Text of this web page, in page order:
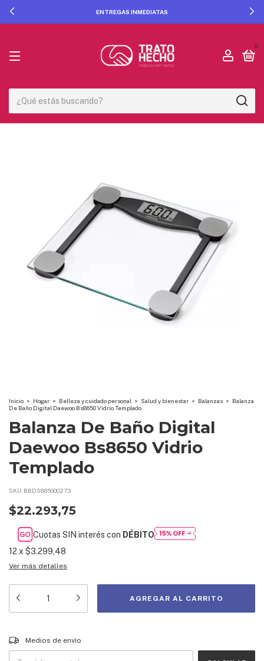
ENTREGAS INMEDIATAS
0
Inicio > Hogar > Belleza y cuidado personal > Salud y bienestar > Balanzas > Balanza
De Baño Digital Daewoo Bs8650 Vidrio Templado
Balanza De Baño Digital
Daewoo Bs8650 Vidrio
Templado
SKU: BBDS865000273
$22.293,75
Cuotas SIN interés con DÉBITO
12 x $3.299,48
Ver más detalles
Entregas para el CP:
Medios de envío